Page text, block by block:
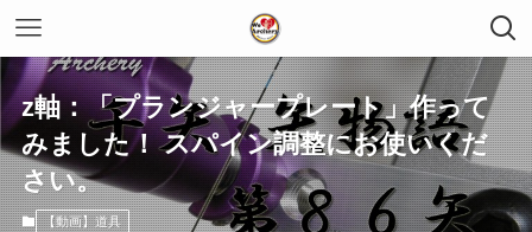
z軸：「プランジャープレート」作って
みました！ スパイン調整にお使いくだ
さい。
【動画】道具